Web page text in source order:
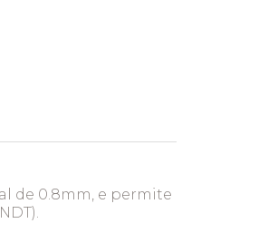
de 0.8mm, e permite